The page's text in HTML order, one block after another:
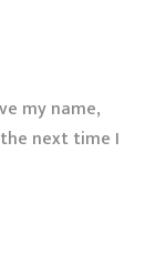
my name,
next time I